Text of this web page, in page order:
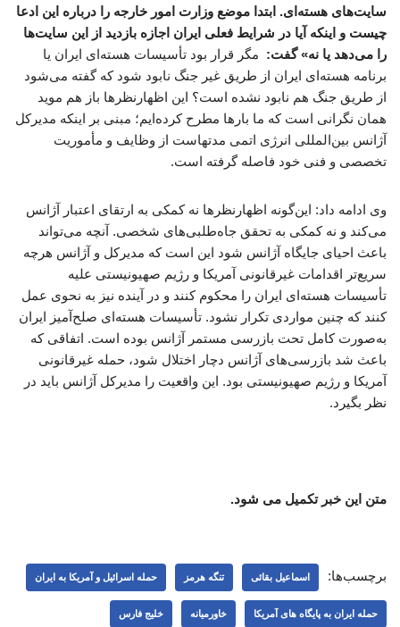
سایت‌های هسته‌ای. ابتدا موضع وزارت امور خارجه را درباره این ادعا
چیست و اینکه آیا در شرایط فعلی ایران اجازه بازدید از این سایت‌ها
را می‌دهد یا نه» گفت: مگر قرار بود تأسیسات هسته‌ای ایران یا
برنامه هسته‌ای ایران از طریق غیر جنگ نابود شود که گفته می‌شود
از طریق جنگ هم نابود نشده است؟ این اظهارنظرها باز هم موید
همان نگرانی است که ما بارها مطرح کرده‌ایم؛ مبنی بر اینکه مدیرکل
آژانس بین‌المللی انرژی اتمی مدتهاست از وظایف و مأموریت
تخصصی و فنی خود فاصله گرفته است.
وی ادامه داد: این‌گونه اظهارنظرها نه کمکی به ارتقای اعتبار آژانس
می‌کند و نه کمکی به تحقق جاه‌طلبی‌های شخصی. آنچه می‌تواند
باعث احیای جایگاه آژانس شود این است که مدیرکل و آژانس هرچه
سریع‌تر اقدامات غیرقانونی آمریکا و رژیم صهیونیستی علیه
تأسیسات هسته‌ای ایران را محکوم کنند و در آینده نیز به نحوی عمل
کنند که چنین مواردی تکرار نشود. تأسیسات هسته‌ای صلح‌آمیز ایران
به‌صورت کامل تحت بازرسی مستمر آژانس بوده است. اتفاقی که
باعث شد بازرسی‌های آژانس دچار اختلال شود، حمله غیرقانونی
آمریکا و رژیم صهیونیستی بود. این واقعیت را مدیرکل آژانس باید در
نظر بگیرد.
متن این خبر تکمیل می شود.
برچسب‌ها: اسماعیل بقائی تنگه هرمز حمله اسرائیل و آمریکا به ایران
حمله ایران به پایگاه های آمریکا خاورمیانه خلیج فارس